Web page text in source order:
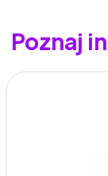
Poznaj